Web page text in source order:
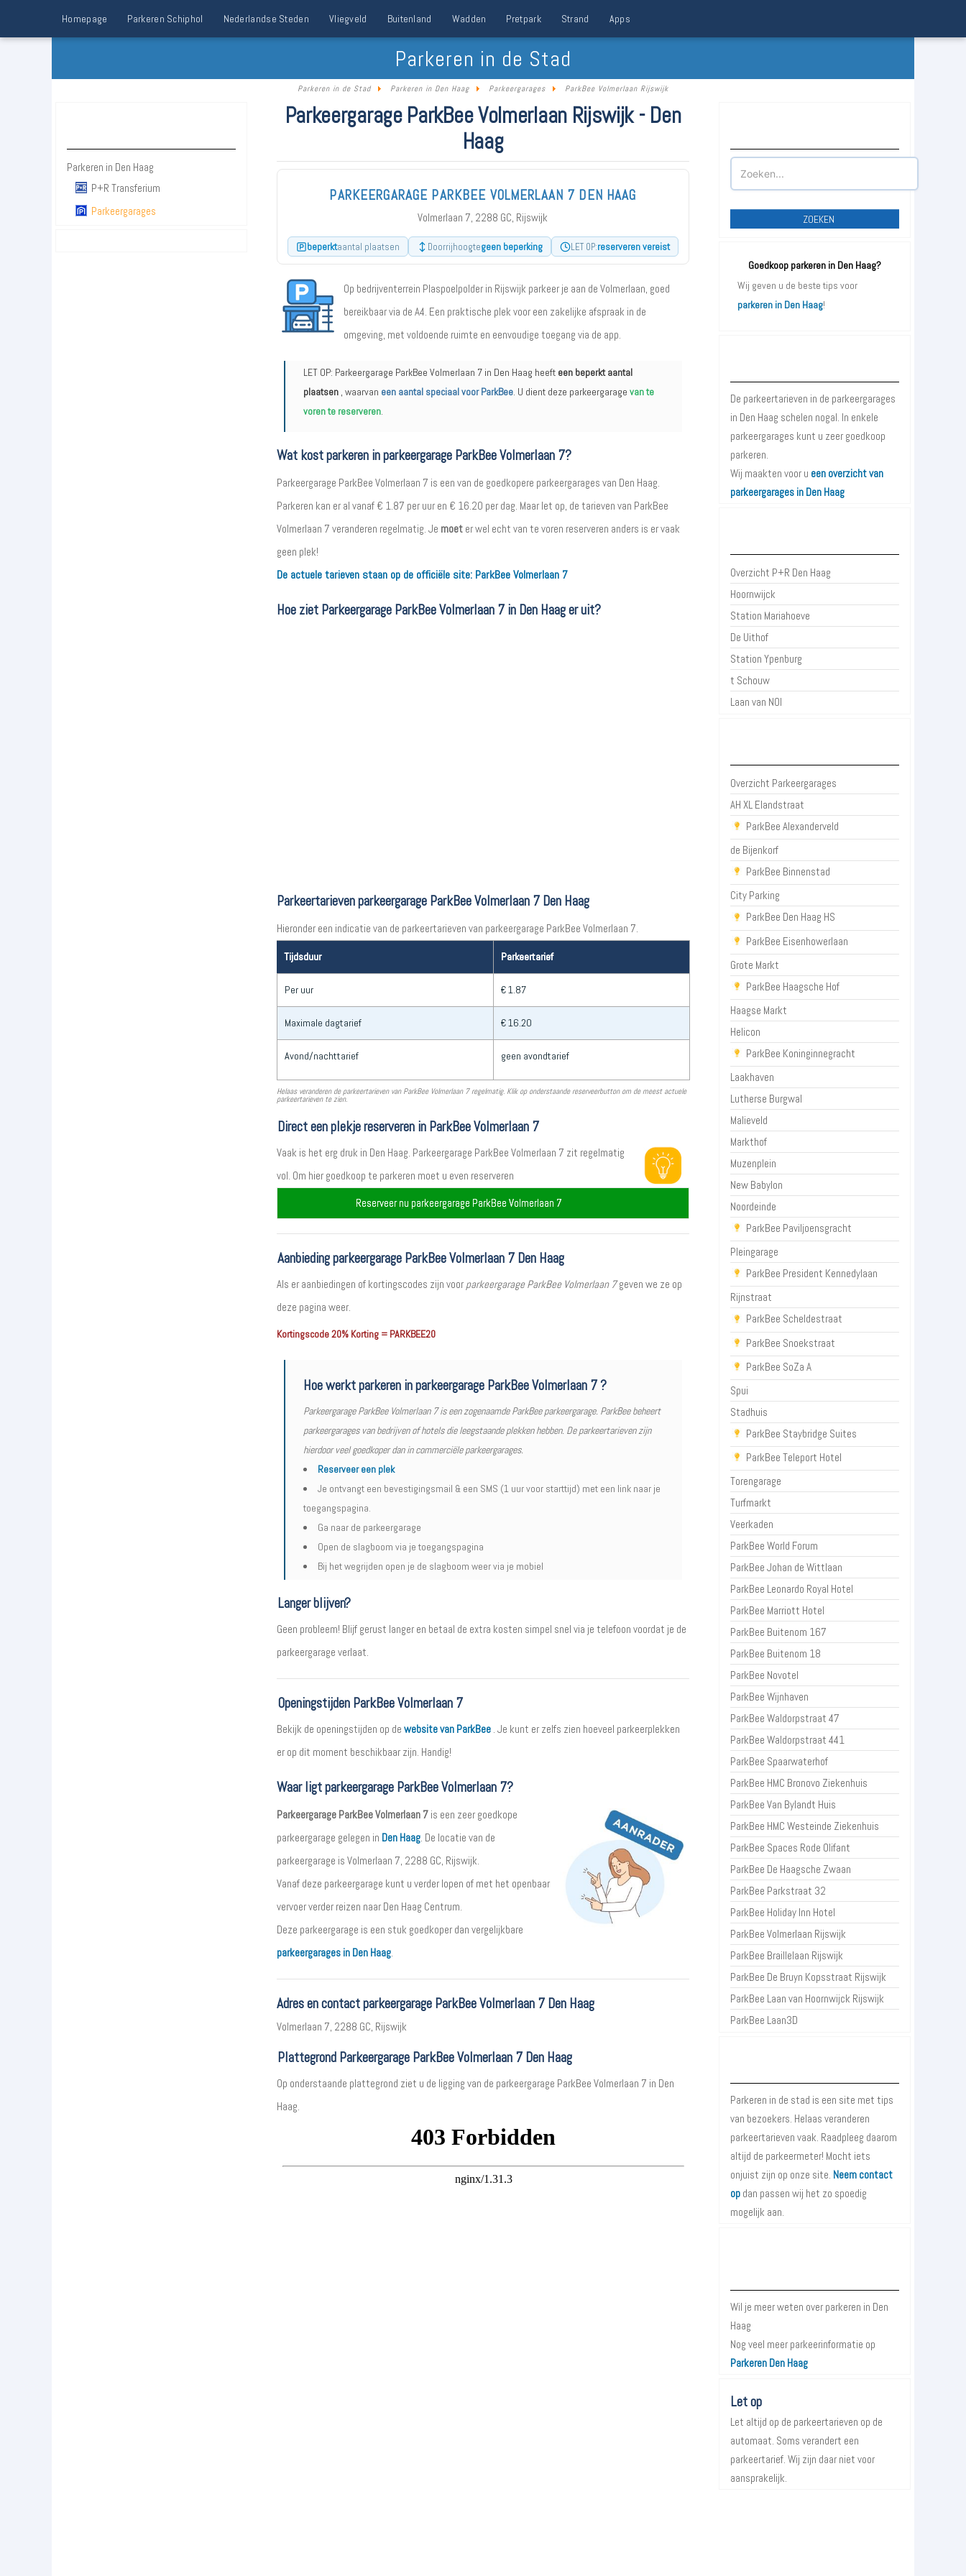
Homepage Parkeren Schiphol Nederlandse Steden Vliegveld Buitenland Wadden Pretpark Strand Apps
Parkeren in de Stad
Parkeren in de Stad Parkeren in Den Haag Parkeergarages ParkBee Volmerlaan Rijswijk
Parkeren in Den Haag
P+R Transferium
Parkeergarages
Parkeergarage ParkBee Volmerlaan Rijswijk - Den
Haag
PARKEERGARAGE PARKBEE VOLMERLAAN 7 DEN HAAG
Volmerlaan 7, 2288 GC, Rijswijk
beperktaantal plaatsen Doorrijhoogtegeen beperking LET OP:reserveren vereist
Op bedrijventerrein Plaspoelpolder in Rijswijk parkeer je aan de Volmerlaan, goed
bereikbaar via de A4. Een praktische plek voor een zakelijke afspraak in de
omgeving, met voldoende ruimte en eenvoudige toegang via de app.
LET OP: Parkeergarage ParkBee Volmerlaan 7 in Den Haag heeft een beperkt aantal
plaatsen, waarvan een aantal speciaal voor ParkBee. U dient deze parkeergarage van te
voren te reserveren.
Wat kost parkeren in parkeergarage ParkBee Volmerlaan 7?
Parkeergarage ParkBee Volmerlaan 7 is een van de goedkopere parkeergarages van Den Haag.
Parkeren kan er al vanaf € 1.87 per uur en € 16.20 per dag. Maar let op, de tarieven van ParkBee
Volmerlaan 7 veranderen regelmatig. Je moeter wel echt van te voren reserveren anders is er vaak
geen plek!
De actuele tarieven staan op de officiële site: ParkBee Volmerlaan 7
Hoe ziet Parkeergarage ParkBee Volmerlaan 7 in Den Haag er uit?
Parkeertarieven parkeergarage ParkBee Volmerlaan 7 Den Haag
Hieronder een indicatie van de parkeertarieven van parkeergarage ParkBee Volmerlaan 7.
Tijdsduur Parkeertarief
Per uur € 1.87
Maximale dagtarief € 16.20
Avond/nachttarief geen avondtarief
Helaas veranderen de parkeertarieven van ParkBee Volmerlaan 7 regelmatig. Klik op onderstaande reserveerbutton om de meest actuele
parkeertarieven te zien.
Direct een plekje reserveren in ParkBee Volmerlaan 7
Vaak is het erg druk in Den Haag. Parkeergarage ParkBee Volmerlaan 7 zit regelmatig
vol. Om hier goedkoop te parkeren moet u even reserveren
Reserveer nu parkeergarage ParkBee Volmerlaan 7
Aanbieding parkeergarage ParkBee Volmerlaan 7 Den Haag
Als er aanbiedingen of kortingscodes zijn voor parkeergarage ParkBee Volmerlaan 7geven we ze op
deze pagina weer.
Kortingscode 20% Korting = PARKBEE20
Hoe werkt parkeren in parkeergarage ParkBee Volmerlaan 7 ?
Parkeergarage ParkBee Volmerlaan 7 is een zogenaamde ParkBee parkeergarage. ParkBee beheert
parkeergarages van bedrijven of hotels die leegstaande plekken hebben. De parkeertarieven zijn
hierdoor veel goedkoper dan in commerciële parkeergarages.
Reserveer een plek
Je ontvangt een bevestigingsmail & een SMS (1 uur voor starttijd) met een link naar je
toegangspagina.
Ga naar de parkeergarage
Open de slagboom via je toegangspagina
Bij het wegrijden open je de slagboom weer via je mobiel
Langer blijven?
Geen probleem! Blijf gerust langer en betaal de extra kosten simpel snel via je telefoon voordat je de
parkeergarage verlaat.
Openingstijden ParkBee Volmerlaan 7
Bekijk de openingstijden op de website van ParkBee. Je kunt er zelfs zien hoeveel parkeerplekken
er op dit moment beschikbaar zijn. Handig!
Waar ligt parkeergarage ParkBee Volmerlaan 7?
Parkeergarage ParkBee Volmerlaan 7is een zeer goedkope
parkeergarage gelegen in Den Haag. De locatie van de
parkeergarage is Volmerlaan 7, 2288 GC, Rijswijk.
Vanaf deze parkeergarage kunt u verder lopen of met het openbaar
vervoer verder reizen naar Den Haag Centrum.
Deze parkeergarage is een stuk goedkoper dan vergelijkbare
parkeergarages in Den Haag.
Adres en contact parkeergarage ParkBee Volmerlaan 7 Den Haag
Volmerlaan 7, 2288 GC, Rijswijk
Plattegrond Parkeergarage ParkBee Volmerlaan 7 Den Haag
Op onderstaande plattegrond ziet u de ligging van de parkeergarage ParkBee Volmerlaan 7 in Den
Haag.
ZOEKEN
Goedkoop parkeren in Den Haag?
Wij geven u de beste tips voor
parkeren in Den Haag!
De parkeertarieven in de parkeergarages
in Den Haag schelen nogal. In enkele
parkeergarages kunt u zeer goedkoop
parkeren.
Wij maakten voor u een overzicht van
parkeergarages in Den Haag
Overzicht P+R Den Haag
Hoornwijck
Station Mariahoeve
De Uithof
Station Ypenburg
t Schouw
Laan van NOI
Overzicht Parkeergarages
AH XL Elandstraat
ParkBee Alexanderveld
de Bijenkorf
ParkBee Binnenstad
City Parking
ParkBee Den Haag HS
ParkBee Eisenhowerlaan
Grote Markt
ParkBee Haagsche Hof
Haagse Markt
Helicon
ParkBee Koninginnegracht
Laakhaven
Lutherse Burgwal
Malieveld
Markthof
Muzenplein
New Babylon
Noordeinde
ParkBee Paviljoensgracht
Pleingarage
ParkBee President Kennedylaan
Rijnstraat
ParkBee Scheldestraat
ParkBee Snoekstraat
ParkBee SoZa A
Spui
Stadhuis
ParkBee Staybridge Suites
ParkBee Teleport Hotel
Torengarage
Turfmarkt
Veerkaden
ParkBee World Forum
ParkBee Johan de Wittlaan
ParkBee Leonardo Royal Hotel
ParkBee Marriott Hotel
ParkBee Buitenom 167
ParkBee Buitenom 18
ParkBee Novotel
ParkBee Wijnhaven
ParkBee Waldorpstraat 47
ParkBee Waldorpstraat 441
ParkBee Spaarwaterhof
ParkBee HMC Bronovo Ziekenhuis
ParkBee Van Bylandt Huis
ParkBee HMC Westeinde Ziekenhuis
ParkBee Spaces Rode Olifant
ParkBee De Haagsche Zwaan
ParkBee Parkstraat 32
ParkBee Holiday Inn Hotel
ParkBee Volmerlaan Rijswijk
ParkBee Braillelaan Rijswijk
ParkBee De Bruyn Kopsstraat Rijswijk
ParkBee Laan van Hoornwijck Rijswijk
ParkBee Laan3D
Parkeren in de stad is een site met tips
van bezoekers. Helaas veranderen
parkeertarieven vaak. Raadpleeg daarom
altijd de parkeermeter! Mocht iets
onjuist zijn op onze site. Neem contact
op dan passen wij het zo spoedig
mogelijk aan.
Wil je meer weten over parkeren in Den
Haag
Nog veel meer parkeerinformatie op
Parkeren Den Haag
Let op
Let altijd op de parkeertarieven op de
automaat. Soms verandert een
parkeertarief. Wij zijn daar niet voor
aansprakelijk.